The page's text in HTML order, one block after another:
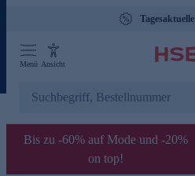
Menü Ansicht
Bis zu -60% auf Mode und -20%
on top!